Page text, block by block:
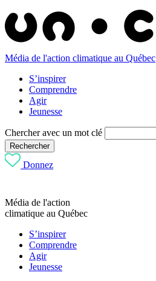
Média de l'action climatique au Québec
S’inspirer
Comprendre
Agir
Jeunesse
Chercher avec un mot clé
Rechercher
Donnez
Média de l'action
climatique au Québec
S’inspirer
Comprendre
Agir
Jeunesse